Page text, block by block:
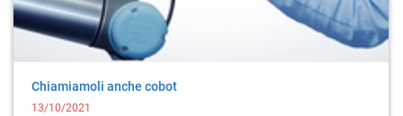
Chiamiamoli anche cobot
13/10/2021